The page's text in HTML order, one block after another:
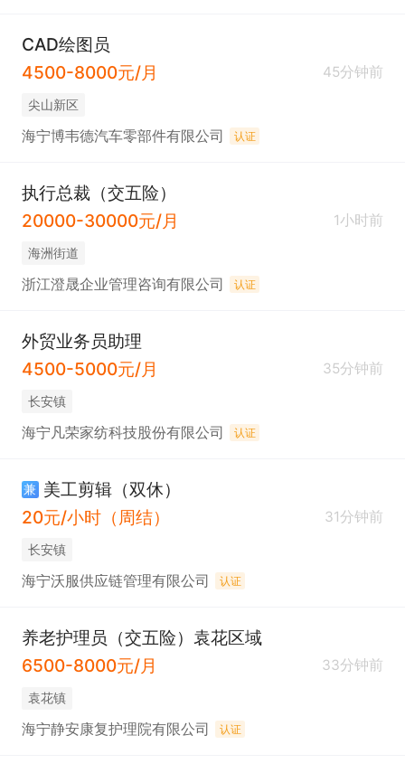
CAD绘图员
4500-8000元/月
45分钟前
尖山新区
海宁博韦德汽车零部件有限公司 认证
执行总裁（交五险）
20000-30000元/月
1小时前
海洲街道
浙江澄晟企业管理咨询有限公司 认证
外贸业务员助理
4500-5000元/月
35分钟前
长安镇
海宁凡荣家纺科技股份有限公司 认证
兼 美工剪辑（双休）
20元/小时（周结）
31分钟前
长安镇
海宁沃服供应链管理有限公司 认证
养老护理员（交五险）袁花区域
6500-8000元/月
33分钟前
袁花镇
海宁静安康复护理院有限公司 认证